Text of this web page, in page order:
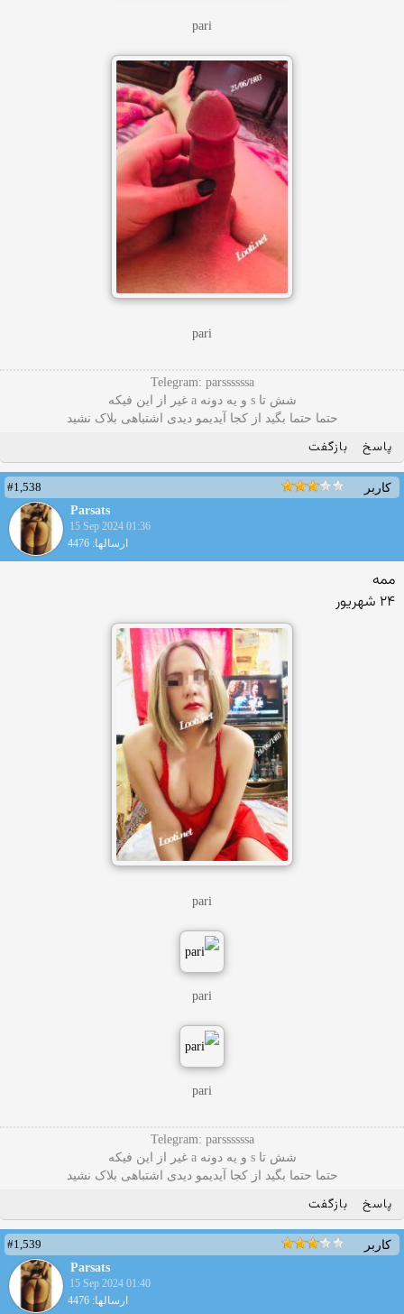
pari
pari
Telegram: parssssssa
شش تا s و یه دونه a غیر از این فیکه
حتما حتما بگید از کجا آیدیمو دیدی اشتباهی بلاک نشید
پاسخ بازگفت
کاربر
#1,538
Parsats
15 Sep 2024 01:36
ارسالها: 4476
ممه
۲۴ شهریور
pari
pari
pari
Telegram: parssssssa
شش تا s و یه دونه a غیر از این فیکه
حتما حتما بگید از کجا آیدیمو دیدی اشتباهی بلاک نشید
پاسخ بازگفت
کاربر
#1,539
Parsats
15 Sep 2024 01:40
ارسالها: 4476